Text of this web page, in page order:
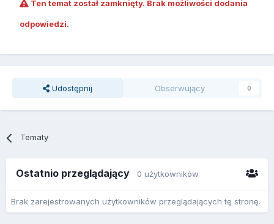
Ten temat został zamknięty. Brak możliwości dodania
odpowiedzi.
Udostępnij Obserwujący 0
Tematy
Ostatnio przeglądający 0 użytkowników
Brak zarejestrowanych użytkowników przeglądających tę stronę.